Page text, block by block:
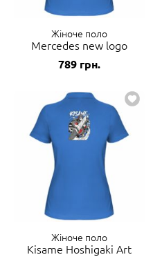
Жіноче поло
Mercedes new logo
789 грн.
Жіноче поло
Kisame Hoshigaki Art